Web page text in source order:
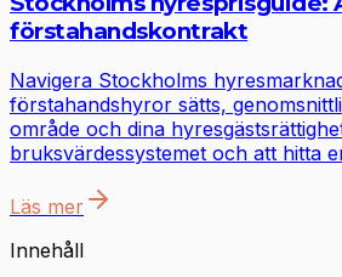
förstahandskontrakt
Navigera Stockholms
förstahandshyror sätts,
område och dina
bruksvärdessystemet och att hitta
Läs mer
Innehåll